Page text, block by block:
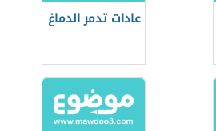
عادات تدمر الدماغ